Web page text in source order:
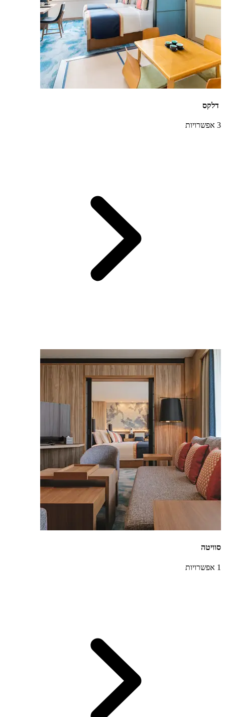
דלקס
3 אפשרויות
סוויטה
1 אפשרויות